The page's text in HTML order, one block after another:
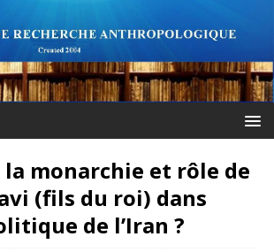
la monarchie et rôle de
(fils du roi) dans
de l’Iran ?